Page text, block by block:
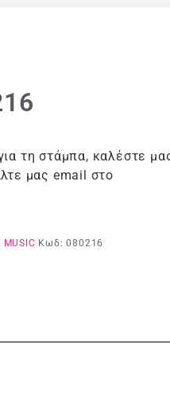
τη στάμπα, καλέστε
μας email στο
MUSIC Κωδ: 080216